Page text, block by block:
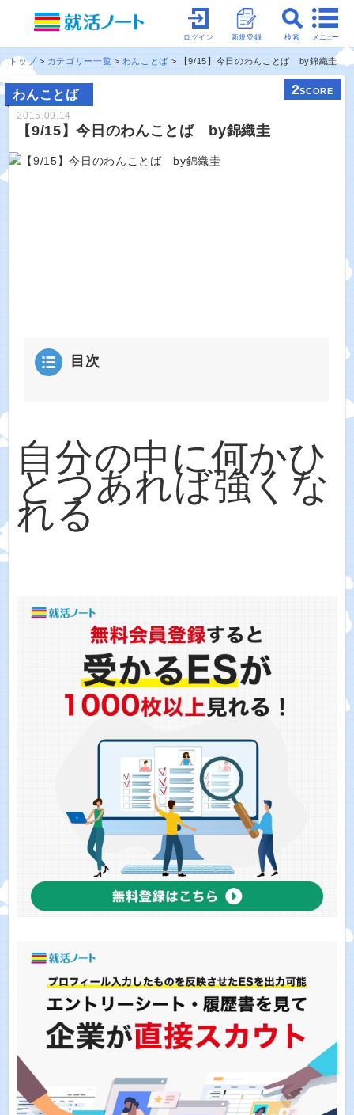
メニュー
検索
新規登録
ログイン
トップ カテゴリー一覧 わんことば 【9/15】今日のわんことば by錦織圭
わんことば 2SCORE
2015.09.14
【9/15】今日のわんことば by錦織圭
目次
自分の中に何かひ
とつあれば強くな
れる